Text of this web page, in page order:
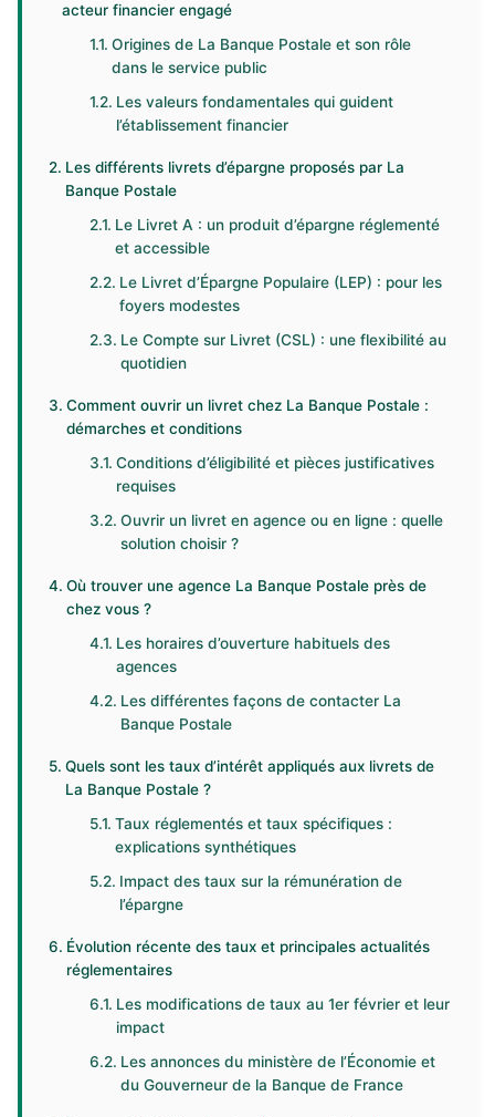
acteur financier engagé
Origines de La Banque Postale et son rôle
dans le service public
Les valeurs fondamentales qui guident
l’établissement financier
Les différents livrets d’épargne proposés par La
Banque Postale
Le Livret A : un produit d’épargne réglementé
et accessible
Le Livret d’Épargne Populaire (LEP) : pour les
foyers modestes
Le Compte sur Livret (CSL) : une flexibilité au
quotidien
Comment ouvrir un livret chez La Banque Postale :
démarches et conditions
Conditions d’éligibilité et pièces justificatives
requises
Ouvrir un livret en agence ou en ligne : quelle
solution choisir ?
Où trouver une agence La Banque Postale près de
chez vous ?
Les horaires d’ouverture habituels des
agences
Les différentes façons de contacter La
Banque Postale
Quels sont les taux d’intérêt appliqués aux livrets de
La Banque Postale ?
Taux réglementés et taux spécifiques :
explications synthétiques
Impact des taux sur la rémunération de
l’épargne
Évolution récente des taux et principales actualités
réglementaires
Les modifications de taux au 1er février et leur
impact
Les annonces du ministère de l’Économie et
du Gouverneur de la Banque de France